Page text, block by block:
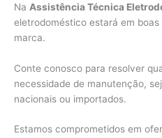
Na Assistência Técnica
eletrodoméstico estará em
marca.
Conte conosco para resolver
necessidade de manutenção,
nacionais ou importados.
Estamos comprometidos em